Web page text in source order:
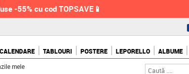
-55% cu cod TOPSAVE📱
CALENDARE TABLOURI POSTERE LEPORELLO ALBUME
mele